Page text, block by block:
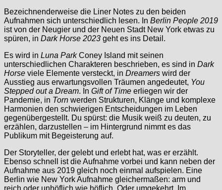
Bezeichnenderweise die Liner Notes zu den beiden
Aufnahmen sich unterschiedlich lesen. In Berlin People 2019
ist von der Neugier und der Neuen Stadt New York etwas zu
spüren, in Dark Horse 2023 geht es ins Detail.
Es wird in Luna ParkConey Island mit seinen
unterschiedlichen Charakteren beschrieben, es sind in Dark
Horse viele Elemente versteckt, in Dreamers wird der
Ausstieg aus erwartungsvollen Träumen angedeutet, You
Stepped out a Dream. In Gift of Time erliegen wir der
Pandemie, in Torn werden Strukturen, Klänge und komplexe
Harmonien den schwierigen Entscheidungen im Leben
gegenübergestellt. Du spürst: die Musik weiß zu deuten, zu
erzählen, darzustellen – im Hintergrund nimmt es das
Publikum mit Begeisterung auf.
Der Storyteller, der gelebt und erlebt hat, was er erzählt.
Ebenso schnell ist die Aufnahme vorbei und kann neben der
Aufnahme aus 2019 gleich noch einmal aufspielen. Eine
Berlin wie New York Aufnahme gleichermaßen: arm und